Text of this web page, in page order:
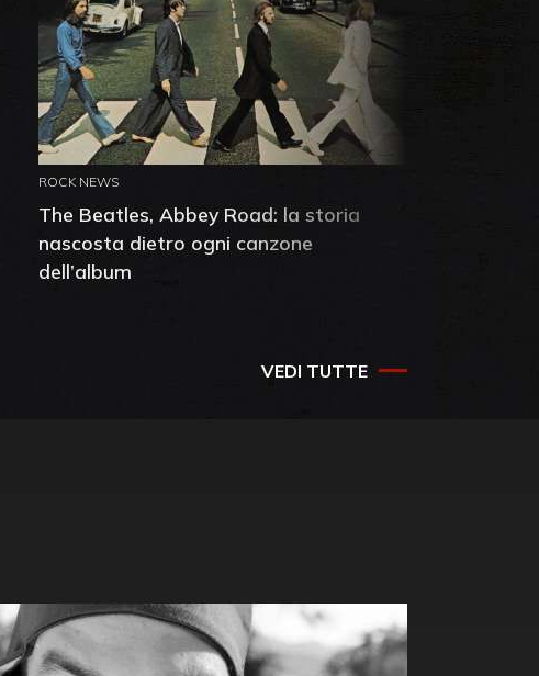
ROCK NEWS
The Beatles, Abbey Road: la storia
nascosta dietro ogni canzone
dell’album
VEDI TUTTE